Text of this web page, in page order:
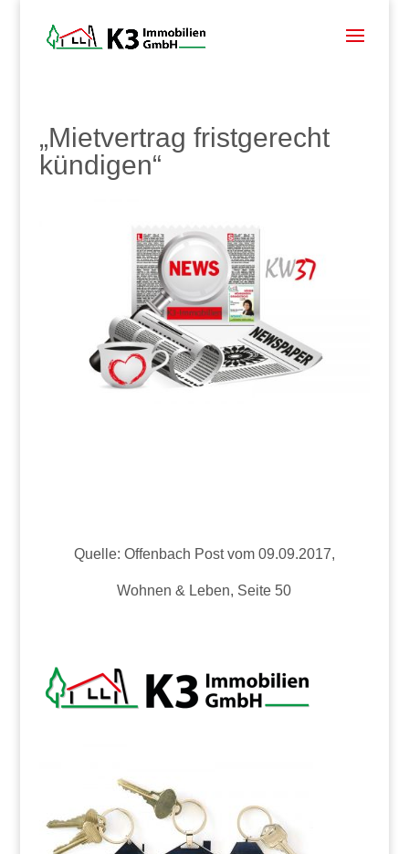
„Mietvertrag fristgerecht
kündigen“
Quelle: Offenbach Post vom 09.09.2017,
Wohnen & Leben, Seite 50